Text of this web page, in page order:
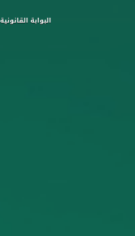
البوابة القانونية